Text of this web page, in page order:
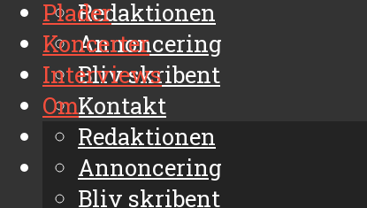
Redaktionen
Annoncering
Bliv skribent
Kontakt
Arkiv
Plader
Koncerter
Interviews
Om
Redaktionen
Annoncering
Bliv skribent